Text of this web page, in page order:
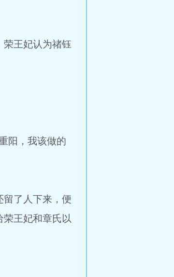
王妃认为禇钰
阳，我该做的
了人下来，便
王妃和章氏以